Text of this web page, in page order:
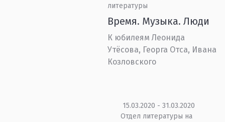
литературы
Время. Музыка. Люди
К юбилеям Леонида
Утёсова, Георга Отса, Ивана
Козловского
15.03.2020 - 31.03.2020
Отдел литературы на